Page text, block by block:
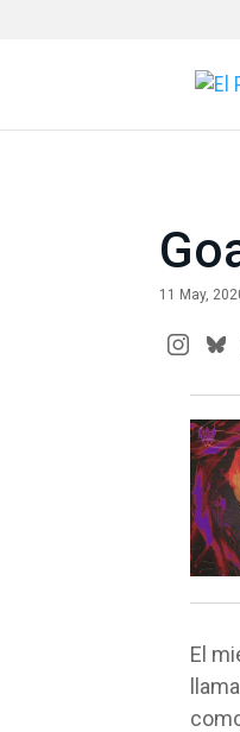
11 May,
El